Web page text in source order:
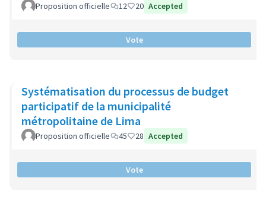
Proposition officielle 12 20 Accepted
Vote
Systématisation du processus de budget
participatif de la municipalité
métropolitaine de Lima
Proposition officielle 45 28 Accepted
Vote